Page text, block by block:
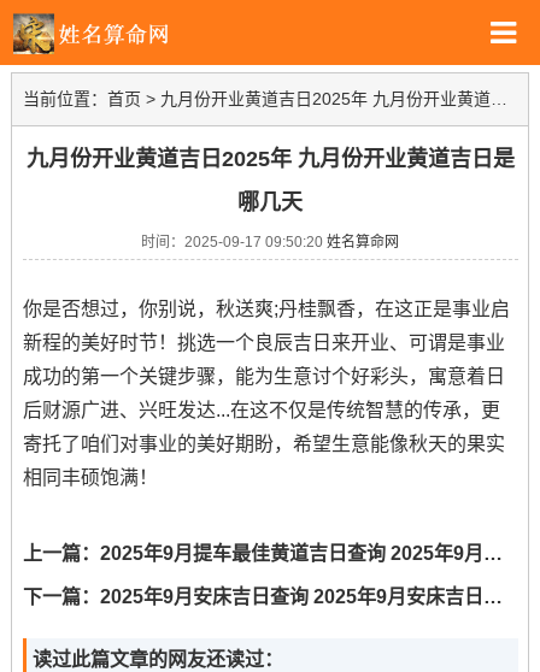
当前位置： 首页 > 九月份开业黄道吉日2025年 九月份开业黄道吉日是哪几天
九月份开业黄道吉日2025年 九月份开业黄道吉日是
哪几天
时间：2025-09-17 09:50:20 姓名算命网
你是否想过，你别说，秋送爽;丹桂飘香，在这正是事业启
新程的美好时节！挑选一个良辰吉日来开业、可谓是事业
成功的第一个关键步骤，能为生意讨个好彩头，寓意着日
后财源广进、兴旺发达...在这不仅是传统智慧的传承，更
寄托了咱们对事业的美好期盼，希望生意能像秋天的果实
相同丰硕饱满！
上一篇： 2025年9月提车最佳黄道吉日查询 2025年9月提车的黄道吉日
下一篇： 2025年9月安床吉日查询 2025年9月安床吉日一览表
读过此篇文章的网友还读过：